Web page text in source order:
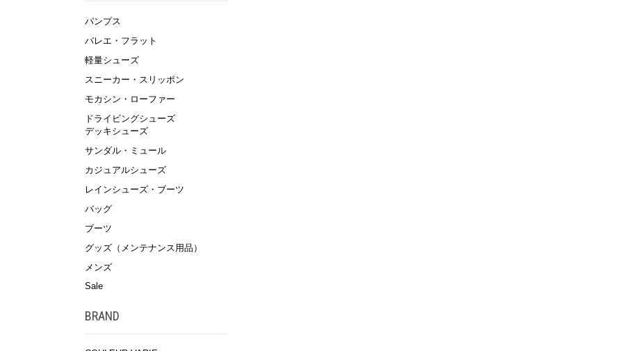
パンプス
バレエ・フラット
軽量シューズ
スニーカー・スリッポン
モカシン・ローファー
ドライビングシューズ
デッキシューズ
サンダル・ミュール
カジュアルシューズ
レインシューズ・ブーツ
バッグ
ブーツ
グッズ（メンテナンス用品）
メンズ
Sale
BRAND